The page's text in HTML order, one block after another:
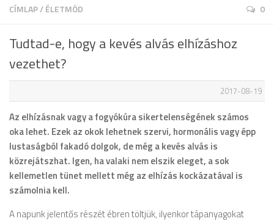
Tiszaújváros
Kazincbarcika
CÍMLAP/ÉLETMÓD 0
Tudtad-e, hogy a kevés alvás elhízáshoz
vezethet?
2017-08-19
Az elhízásnak vagy a fogyókúra sikertelenségének számos
oka lehet. Ezek az okok lehetnek szervi, hormonális vagy épp
lustaságból fakadó dolgok, de még a kevés alvás is
közrejátszhat. Igen, ha valaki nem elszik eleget, a sok
kellemetlen tünet mellett még az elhízás kockázatával is
számolnia kell.
A napunk jelentős részét ébren töltjük, ilyenkor tápanyagokat